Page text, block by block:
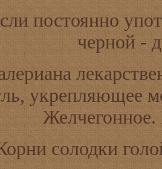
постоянно
черной -
укрепляющее
солодки